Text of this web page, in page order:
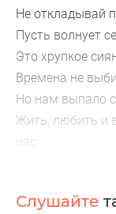
Не откладывай
Пусть волнует
Это хрупкое
Времена не
Но нам выпало
Жить, любить и
нас.
Бугун барда,
Слушайте